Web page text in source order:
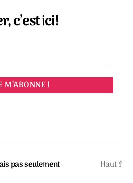
c’est ici!
pas seulement
Haut↑